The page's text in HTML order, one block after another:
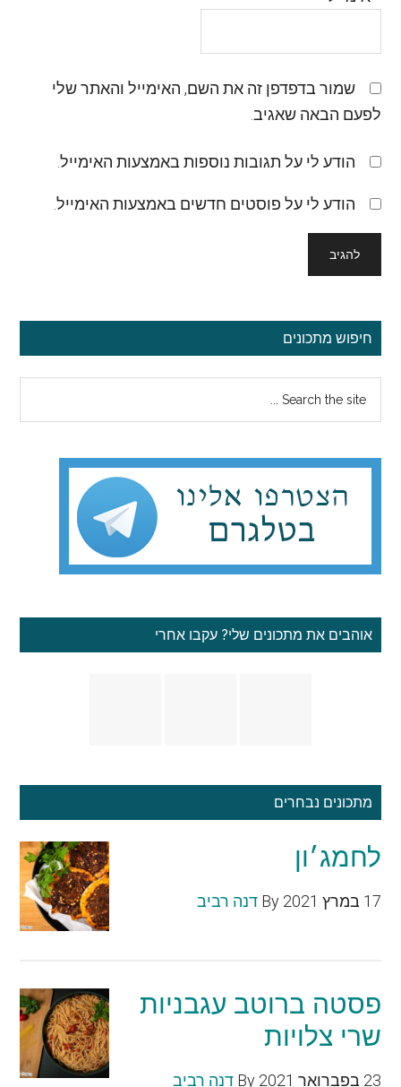
שמור בדפדפן זה את השם, האימייל והאתר שלי
לפעם הבאה שאגיב.
הודע לי על תגובות נוספות באמצעות האימייל.
הודע לי על פוסטים חדשים באמצעות האימייל.
סרגל
ראשי
חיפוש מתכונים
Search
אוהבים את מתכונים שלי? עקבו אחרי
מתכונים נבחרים
לחמג׳ון
17 במרץ 2021 By דנה רביב
פסטה ברוטב עגבניות
שרי צלויות
23 בפברואר 2021 By דנה רביב